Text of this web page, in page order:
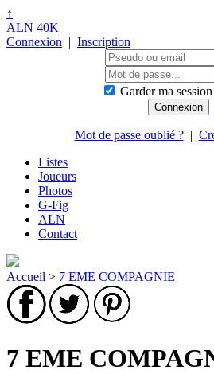
↑
ALN 40K
Connexion | Inscription
Garder ma
Mot de passe oublié ?|
Listes
Joueurs
Photos
G-Fig
ALN
Contact
Accueil > 7 EME COMPAGNIE
7 EME